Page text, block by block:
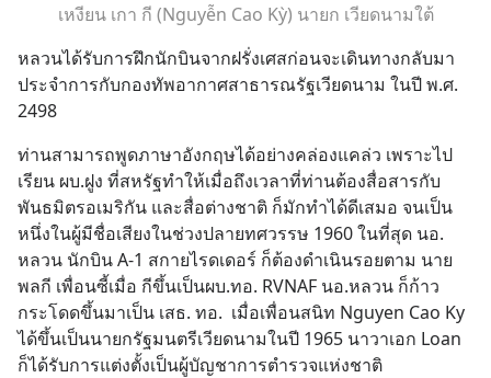
เหงียน เกา กี (Nguyễn Cao Kỳ) นายก เวียดนามใต้
หลวนได้รับการฝึกนักบินจากฝรั่งเศสก่อนจะเดินทางกลับมา
ประจำการกับกองทัพอากาศสาธารณรัฐเวียดนาม ในปี พ.ศ.
2498
ท่านสามารถพูดภาษาอังกฤษได้อย่างคล่องแคล่ว เพราะไป
เรียน ผบ.ฝูง ที่สหรัฐทำให้เมื่อถึงเวลาที่ท่านต้องสื่อสารกับ
พันธมิตรอเมริกัน และสื่อต่างชาติ ก็มักทำได้ดีเสมอ จนเป็น
หนึ่งในผู้มีชื่อเสียงในช่วงปลายทศวรรษ 1960 ในที่สุด นอ.
หลวน นักบิน A-1 สกายไรดเดอร์ ก็ต้องดำเนินรอยตาม นาย
พลกี เพื่อนซี้เมื่อ กีขึ้นเป็นผบ.ทอ. RVNAF นอ.หลวน ก็ก้าว
กระโดดขึ้นมาเป็น เสธ. ทอ.  เมื่อเพื่อนสนิท Nguyen Cao Ky
ได้ขึ้นเป็นนายกรัฐมนตรีเวียดนามในปี 1965 นาวาเอก Loan
ก็ได้รับการแต่งตั้งเป็นผู้บัญชาการตำรวจแห่งชาติ